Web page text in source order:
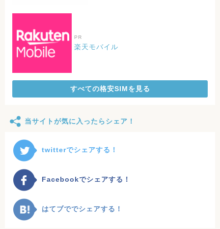
PR
楽天モバイル
すべての格安SIMを見る
当サイトが気に入ったらシェア！
twitterでシェアする！
Facebookでシェアする！
はてブででシェアする！